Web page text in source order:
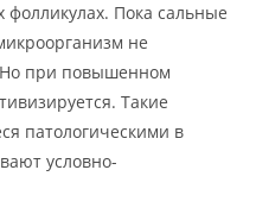
Пока сальные
не
Но при повышенном
Такие
патологическими в
условно-